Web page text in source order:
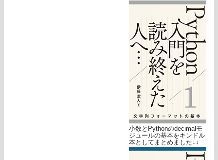
小数とPythonのdecimalモ
ジュールの基本をキンドル
本としてまとめました↓↓